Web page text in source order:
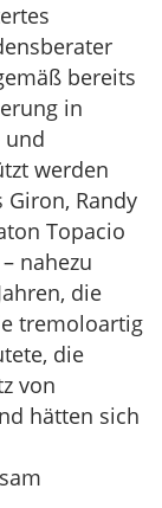
bereits
in
und
werden
Randy
Topacio
nahezu
die
tremoloartig
die
von
hätten sich